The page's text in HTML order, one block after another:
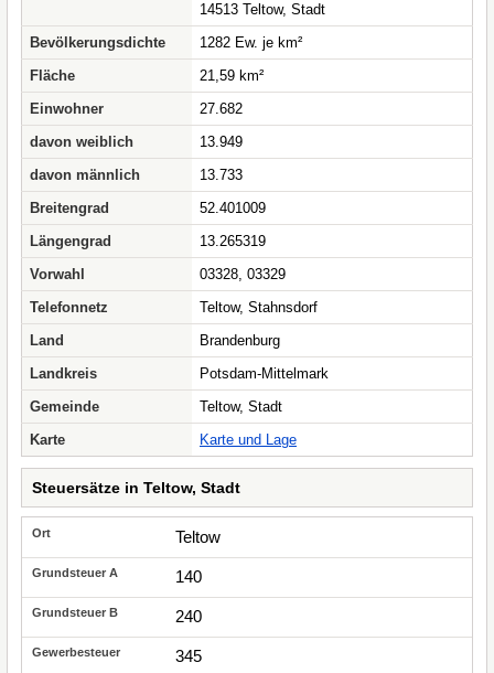
14513 Teltow, Stadt
Bevölkerungsdichte
1282 Ew. je km²
Fläche
21,59 km²
Einwohner
27.682
davon weiblich
13.949
davon männlich
13.733
Breitengrad
52.401009
Längengrad
13.265319
Vorwahl
03328, 03329
Telefonnetz
Teltow, Stahnsdorf
Land
Brandenburg
Landkreis
Potsdam-Mittelmark
Gemeinde
Teltow, Stadt
Karte
Karte und Lage
Steuersätze in Teltow, Stadt
Teltow
140
240
345